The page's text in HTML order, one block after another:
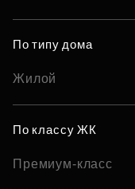
По типу дома
Жилой
По классу ЖК
Премиум-класс